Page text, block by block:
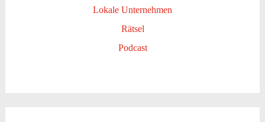
Lokale Unternehmen
Rätsel
Podcast